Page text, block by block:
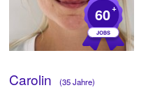
60+
Carolin (35 Jahre)